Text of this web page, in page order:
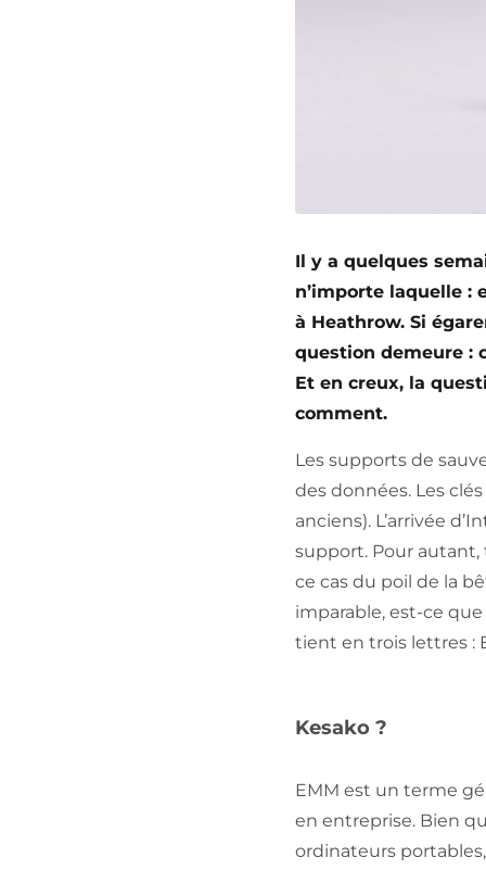
Il y a quelques
n’importe laquelle :
à Heathrow. Si
question demeure :
Et en creux, la
comment.
Les supports de
des données. Les
anciens). L’arrivée
support. Pour autant,
ce cas du poil de la
imparable, est-ce
tient en trois lettres :
Kesako ?
EMM est un terme
en entreprise. Bien
ordinateurs